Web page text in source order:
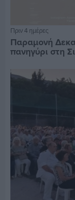
Πριν 4 ημέρες
Παραμονή
πανηγύρι στη